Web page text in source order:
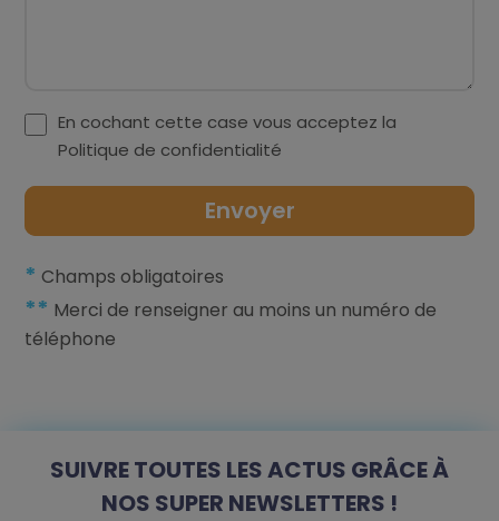
En cochant cette case vous acceptez la
Politique de confidentialité
* Champs obligatoires
** Merci de renseigner au moins un numéro de
téléphone
SUIVRE TOUTES LES ACTUS GRÂCE À
NOS SUPER NEWSLETTERS !